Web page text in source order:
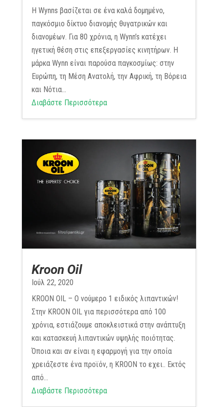
Η Wynns βασίζεται σε ένα καλά δομημένο,
παγκόσμιο δίκτυο διανομής θυγατρικών και
διανομέων. Για 80 χρόνια, η Wynn’s κατέχει
ηγετική θέση στις επεξεργασίες κινητήρων. Η
μάρκα Wynn είναι παρούσα παγκοσμίως: στην
Ευρώπη, τη Μέση Ανατολή, την Αφρική, τη Βόρεια
και Νότια...
Διαβάστε Περισσότερα
Kroon Oil
Ιούλ 22, 2020
KROON OIL – Ο νούμερο 1 ειδικός λιπαντικών!
Στην KROON OIL για περισσότερα από 100
χρόνια, εστιάζουμε αποκλειστικά στην ανάπτυξη
και κατασκευή λιπαντικών υψηλής ποιότητας.
Όποια και αν είναι η εφαρμογή για την οποία
χρειάζεστε ένα προϊόν, η KROON το εχει.. Εκτός
από...
Διαβάστε Περισσότερα